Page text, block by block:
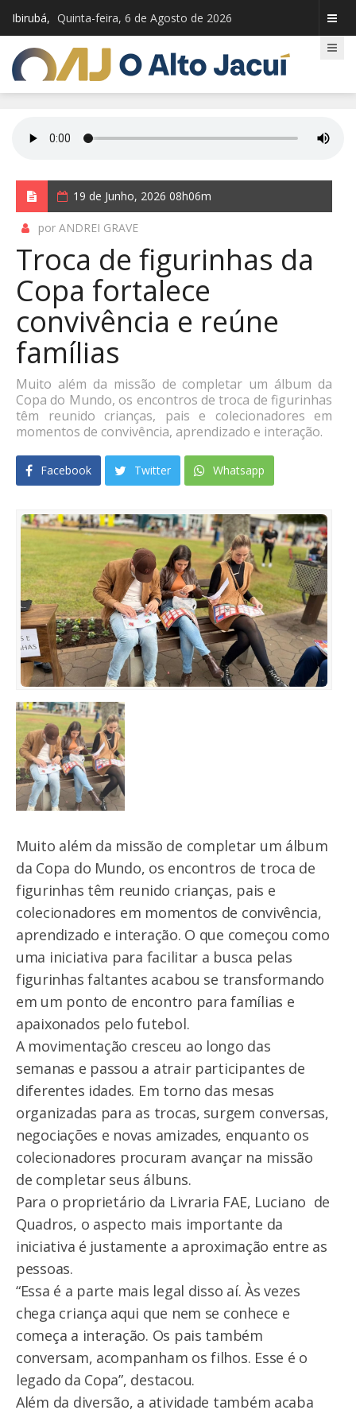
Ibirubá, Quinta-feira, 6 de Agosto de 2026
19 de Junho, 2026 08h06m
por ANDREI GRAVE
Troca de figurinhas da
Copa fortalece
convivência e reúne
famílias
Muito além da missão de completar um álbum da
Copa do Mundo, os encontros de troca de figurinhas
têm reunido crianças, pais e colecionadores em
momentos de convivência, aprendizado e interação.
Facebook Twitter Whatsapp
Muito além da missão de completar um álbum
da Copa do Mundo, os encontros de troca de
figurinhas têm reunido crianças, pais e
colecionadores em momentos de convivência,
aprendizado e interação. O que começou como
uma iniciativa para facilitar a busca pelas
figurinhas faltantes acabou se transformando
em um ponto de encontro para famílias e
apaixonados pelo futebol.
A movimentação cresceu ao longo das
semanas e passou a atrair participantes de
diferentes idades. Em torno das mesas
organizadas para as trocas, surgem conversas,
negociações e novas amizades, enquanto os
colecionadores procuram avançar na missão
de completar seus álbuns.
Para o proprietário da Livraria FAE, Luciano de
Quadros, o aspecto mais importante da
iniciativa é justamente a aproximação entre as
pessoas.
“Essa é a parte mais legal disso aí. Às vezes
chega criança aqui que nem se conhece e
começa a interação. Os pais também
conversam, acompanham os filhos. Esse é o
legado da Copa”, destacou.
Além da diversão, a atividade também acaba